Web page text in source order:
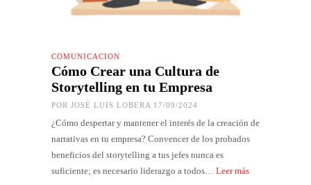
COMUNICACIÓN
Cómo Crear una Cultura de
Storytelling en tu Empresa
POR JOSÉ LUIS LOBERA 17/09/2024
¿Cómo despertar y mantener el interés de la creación de
narrativas en tu empresa? Convencer de los probados
beneficios del storytelling a tus jefes nunca es
suficiente; es necesario liderazgo a todos… Leer más